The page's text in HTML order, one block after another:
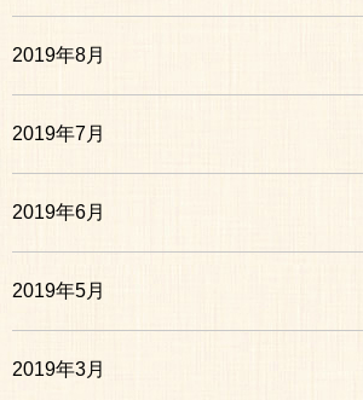
2019年8月
2019年7月
2019年6月
2019年5月
2019年3月